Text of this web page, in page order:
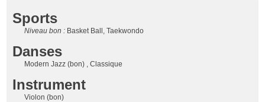
Sports
Niveau bon : Basket Ball, Taekwondo
Danses
Modern Jazz (bon) , Classique
Instrument
Violon (bon)